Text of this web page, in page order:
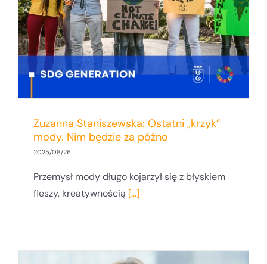
Zuzanna Staniszewska: Ostatni „krzyk”
mody. Nim będzie za późno
2025/08/26
Przemysł mody długo kojarzył się z błyskiem
fleszy, kreatywnością [...]